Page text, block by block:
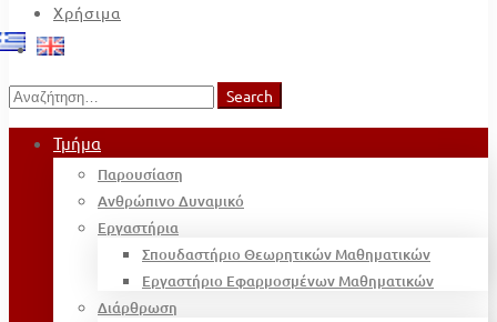
Χρήσιμα
Search
for:
Search
Τμήμα
Παρουσίαση
Ανθρώπινο Δυναμικό
Εργαστήρια
Σπουδαστήριο Θεωρητικών Μαθηματικών
Εργαστήριο Εφαρμοσμένων Μαθηματικών
Διάρθρωση